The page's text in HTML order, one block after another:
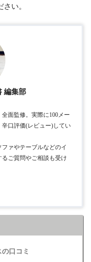
い。
編集部
面監修。実際に100メー
口評価(レビュー)してい
ァやテーブルなどのイ
ご質問やご相談も受け
口コミ